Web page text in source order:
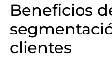
Beneficios
clientes